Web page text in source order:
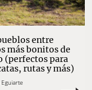
entre
más bonitos de
(perfectos para
rutas y más)
Eguiarte